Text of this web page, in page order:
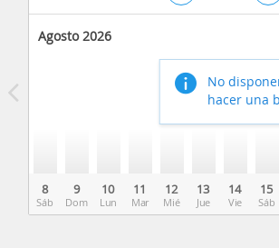
Agosto 2026
8
Sáb
9
Dom
10
Lun
11
Mar
12
Mié
13
Jue
14
Vie
15
Sáb
No
hacer una